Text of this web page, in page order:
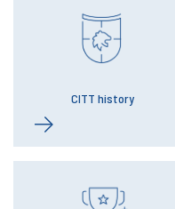
CITT history